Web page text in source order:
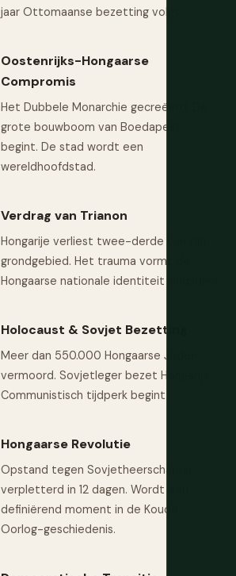
jaar Ottomaanse bezetting volgt.
Oostenrijks-Hongaarse
Compromis
Het Dubbele Monarchie gecreëerd. De
grote bouwboom van Boedapest
begint. De stad wordt een
wereldhoofdstad.
Verdrag van Trianon
Hongarije verliest twee-derde van zijn
grondgebied. Het trauma vormt de
Hongaarse nationale identiteit sindsdien.
Holocaust & Sovjet Bezetting
Meer dan 550.000 Hongaarse Joden
vermoord. Sovjetleger bezet Hongarije.
Communistisch tijdperk begint.
Hongaarse Revolutie
Opstand tegen Sovjetheerschappij
verpletterd in 12 dagen. Wordt een
definiërend moment in de Koude
Oorlog-geschiedenis.